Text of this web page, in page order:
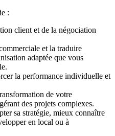
:
client et de la négociation
et la traduire
adaptée que vous
la performance individuelle et
de votre
des projets complexes.
sa stratégie, mieux connaître
en local ou à